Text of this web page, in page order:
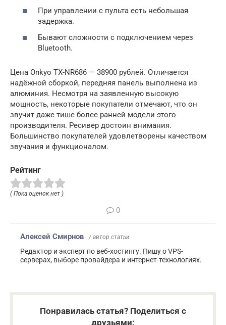
При управлении с пульта есть небольшая
задержка.
Бывают сложности с подключением через
Bluetooth.
Цена Onkyo TX-NR686 — 38900 рублей. Отличается
надёжной сборкой, передняя панель выполнена из
алюминия. Несмотря на заявленную высокую
мощность, некоторые покупатели отмечают, что он
звучит даже тише более ранней модели этого
производителя. Ресивер достоин внимания.
Большинство покупателей удовлетворены качеством
звучания и функционалом.
Рейтинг
( Пока оценок нет )
0
Алексей Смирнов / автор статьи
Редактор и эксперт по веб-хостингу. Пишу о VPS-
серверах, выборе провайдера и интернет-технологиях.
Понравилась статья? Поделиться с
друзьями: